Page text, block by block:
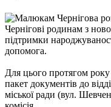
Чернігові родинам з
підтримки
допомога.
Для цього протягом
пакет документів до
міської ради (вул.